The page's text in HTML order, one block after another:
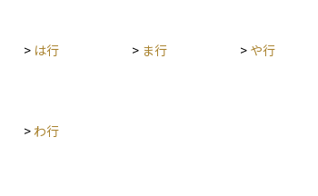
> は行 > ま行 > や行
> わ行